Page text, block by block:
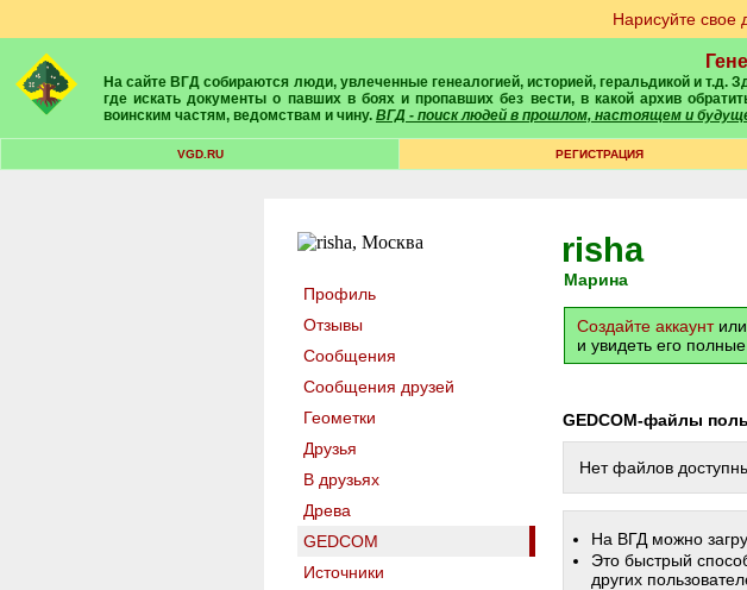
Нарисуйте свое
На сайте ВГД собираются люди, увлеченные генеалогией, историей, геральдикой и т.д. Здесь вы найдете собеседников, экспертов, умелых помощников в поисках предков и родственников. Вам подскажут
где искать документы о павших в боях и пропавших без вести, в какой архив
воинским частям, ведомствам и чину. ВГД - поиск людей в прошлом, настоящем и
VGD.RU РЕГИСТРАЦИЯ
Профиль
Отзывы
Сообщения
Сообщения друзей
Геометки
Друзья
В друзьях
Древа
GEDCOM
Источники
risha
Марина
Создайте аккаунтили
и увидеть его полные
GEDCOM-файлы
Нет файлов
На ВГД можно
Это быстрый
других